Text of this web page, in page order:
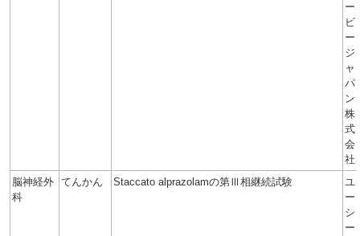
ー
ビ
ー
ジ
ャ
パ
ン
株
式
会
社
脳神経外
科
てんかん Staccato alprazolamの第Ⅲ相継続試験
ユ
ー
シ
ー